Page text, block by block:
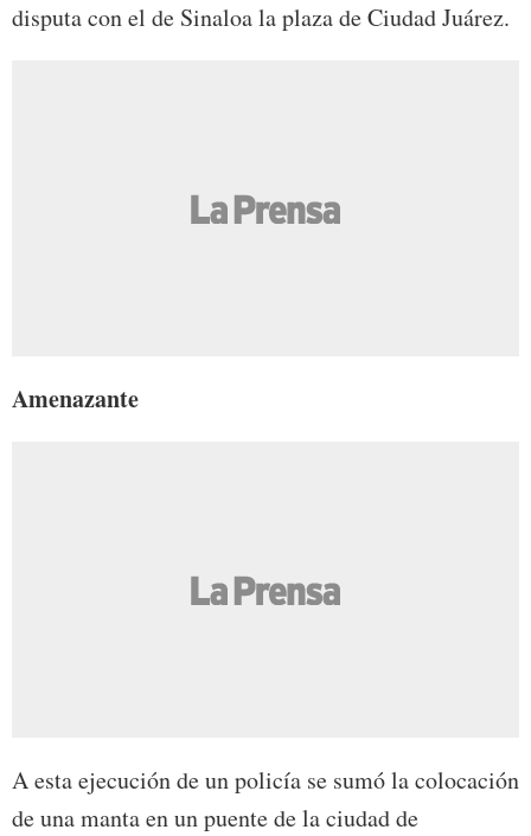
disputa con el de Sinaloa la plaza de Ciudad Juárez.
Amenazante
A esta ejecución de un policía se sumó la colocación
de una manta en un puente de la ciudad de